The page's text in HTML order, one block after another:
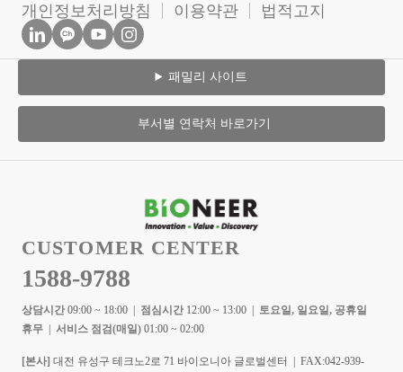
개인정보처리방침 이용약관 법적고지
패밀리 사이트
부서별 연락처 바로가기
CUSTOMER CENTER
1588-9788
상담시간 09:00 ~ 18:00 | 점심시간 12:00 ~ 13:00 | 토요일, 일요일, 공휴일
휴무 | 서비스 점검(매일) 01:00 ~ 02:00
[본사] 대전 유성구 테크노2로 71 바이오니아 글로벌센터 | FAX:042-939-